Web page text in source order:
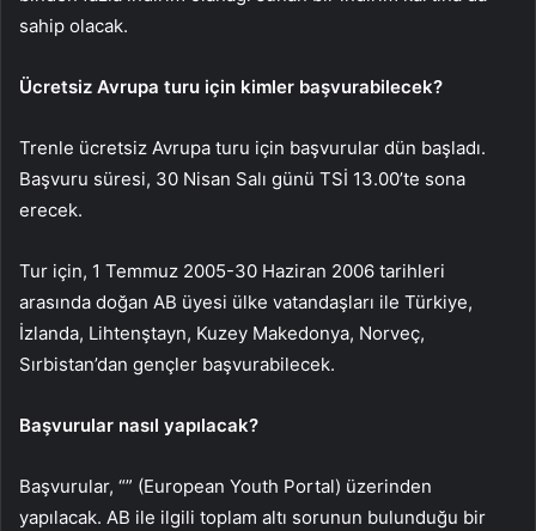
sahip olacak.
Ücretsiz Avrupa turu için kimler başvurabilecek?
Trenle ücretsiz Avrupa turu için başvurular dün başladı.
Başvuru süresi, 30 Nisan Salı günü TSİ 13.00’te sona
erecek.
Tur için, 1 Temmuz 2005-30 Haziran 2006 tarihleri
arasında doğan AB üyesi ülke vatandaşları ile Türkiye,
İzlanda, Lihtenştayn, Kuzey Makedonya, Norveç,
Sırbistan’dan gençler başvurabilecek.
Başvurular nasıl yapılacak?
Başvurular, “” (European Youth Portal) üzerinden
yapılacak. AB ile ilgili toplam altı sorunun bulunduğu bir